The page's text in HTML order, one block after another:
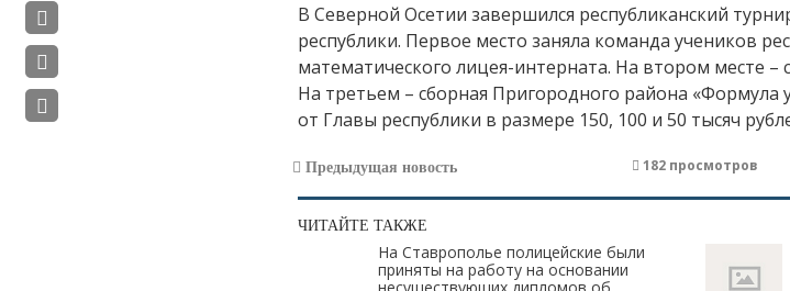
В Северной Осетии завершился республиканский
республики. Первое место заняла команда учеников
математического лицея-интерната. На втором месте –
На третьем – сборная Пригородного района «Формула
от Главы республики в размере 150, 100 и 50 тысяч
Предыдущая новость 182 просмотров
ЧИТАЙТЕ ТАКЖЕ
На Ставрополье полицейские были
приняты на работу на основании